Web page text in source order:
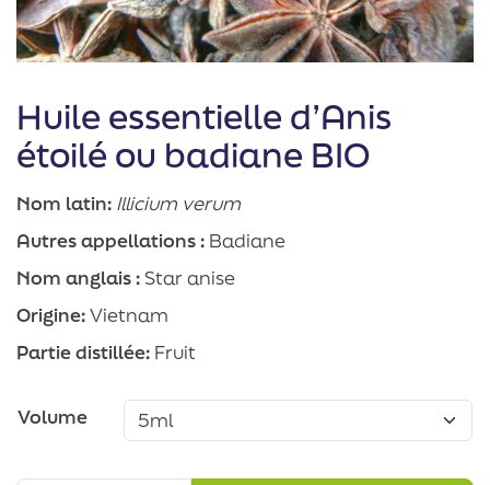
Huile essentielle d’Anis
étoilé ou badiane BIO
Nom latin: Illicium verum
Autres appellations : Badiane
Nom anglais : Star anise
Origine:Vietnam
Partie distillée: Fruit
Volume